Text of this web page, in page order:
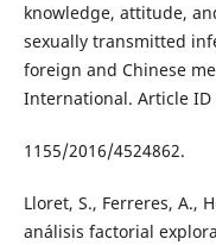
knowledge, attitude,
sexually transmitted
foreign and Chinese
International. Article ID
1155/2016/4524862.
Lloret, S., Ferreres, A.,
análisis factorial